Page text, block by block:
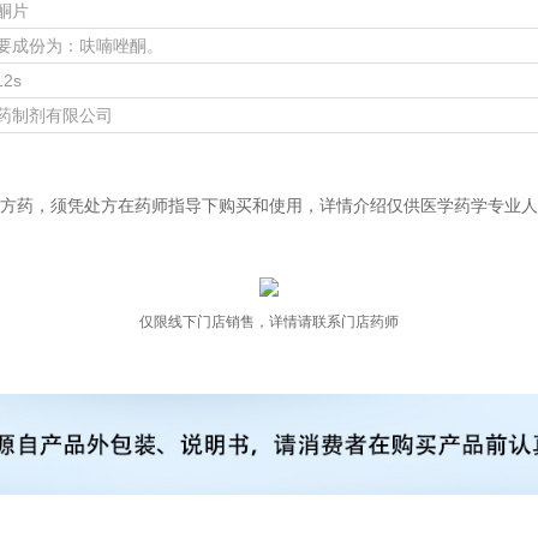
片
成份为：呋喃唑酮。
制剂有限公司
药，须凭处方在药师指导下购买和使用，详情介绍仅供医学药学专业
仅限线下门店销售，详情请联系门店药师